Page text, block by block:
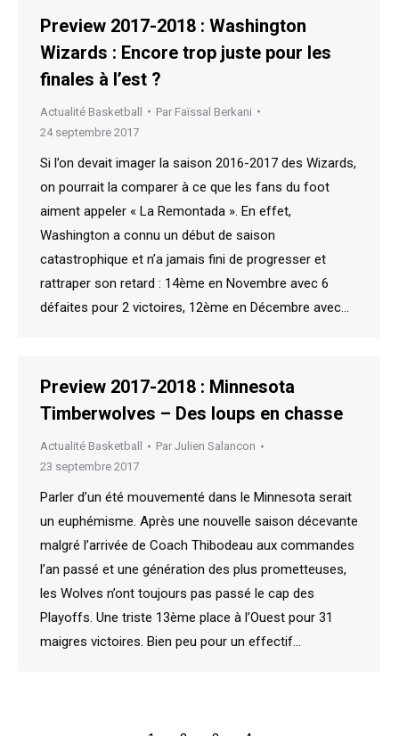
Preview 2017-2018 : Washington
Wizards : Encore trop juste pour les
finales à l’est ?
Actualité Basketball Par Faïssal Berkani
24 septembre 2017
Si l’on devait imager la saison 2016-2017 des Wizards,
on pourrait la comparer à ce que les fans du foot
aiment appeler « La Remontada ». En effet,
Washington a connu un début de saison
catastrophique et n’a jamais fini de progresser et
rattraper son retard : 14ème en Novembre avec 6
défaites pour 2 victoires, 12ème en Décembre avec…
Preview 2017-2018 : Minnesota
Timberwolves – Des loups en chasse
Actualité Basketball Par Julien Salancon
23 septembre 2017
Parler d’un été mouvementé dans le Minnesota serait
un euphémisme. Après une nouvelle saison décevante
malgré l’arrivée de Coach Thibodeau aux commandes
l’an passé et une génération des plus prometteuses,
les Wolves n’ont toujours pas passé le cap des
Playoffs. Une triste 13ème place à l’Ouest pour 31
maigres victoires. Bien peu pour un effectif…